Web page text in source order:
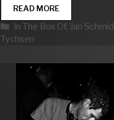
READ MOREIN
THE
BOX
SCHMIDT-
Kategorien
In The Box Of, Jan
Tychsen